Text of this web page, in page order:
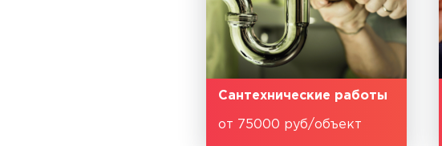
Сантехнические работы
от 75000 руб/объект